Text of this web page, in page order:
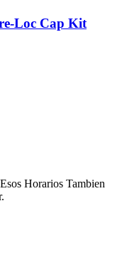
Loc Cap Kit
Horarios Tambien